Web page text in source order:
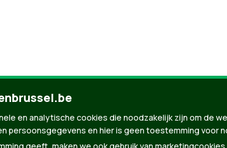
en analytische cookies die noodzakelijk zijn om de
persoonsgegevens en hier is geen toestemming voor